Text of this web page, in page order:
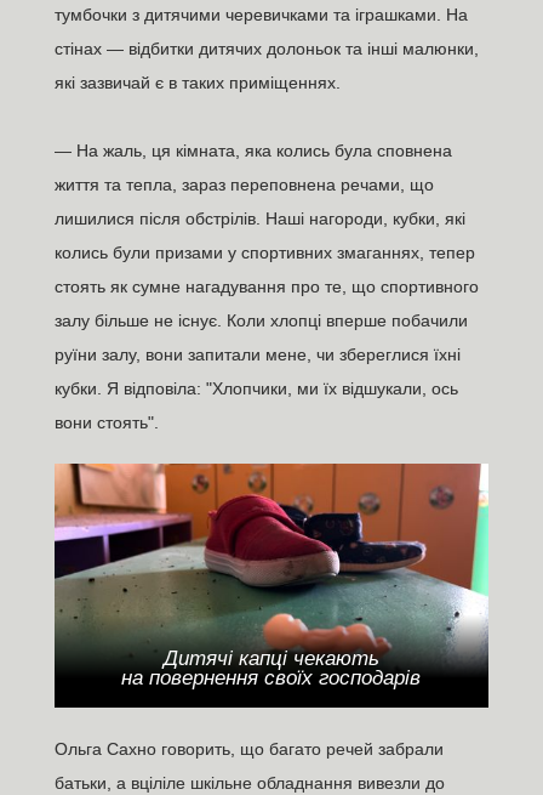
тумбочки з дитячими черевичками та іграшками. На
стінах — відбитки дитячих долоньок та інші малюнки,
які зазвичай є в таких приміщеннях.
— На жаль, ця кімната, яка колись була сповнена
життя та тепла, зараз переповнена речами, що
лишилися після обстрілів. Наші нагороди, кубки, які
колись були призами у спортивних змаганнях, тепер
стоять як сумне нагадування про те, що спортивного
залу більше не існує. Коли хлопці вперше побачили
руїни залу, вони запитали мене, чи збереглися їхні
кубки. Я відповіла: "Хлопчики, ми їх відшукали, ось
вони стоять".
Дитячі капці чекають
на повернення своїх господарів
Ольга Сахно говорить, що багато речей забрали
батьки, а вціліле шкільне обладнання вивезли до